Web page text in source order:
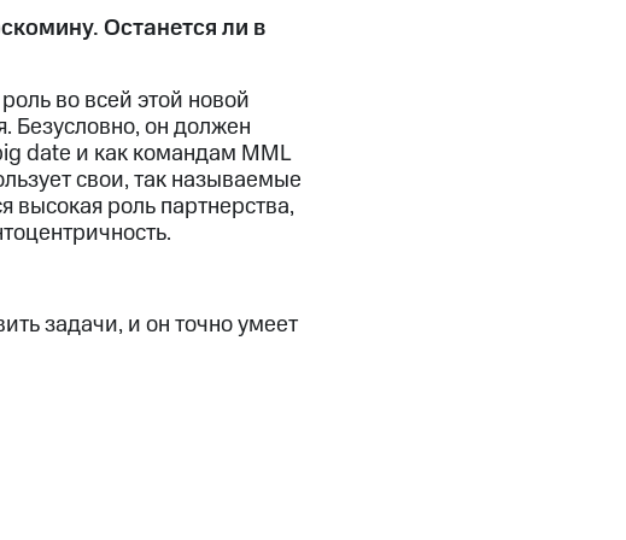
Останется ли в
во всей этой новой
Безусловно, он должен
date и как командам MML
свои, так называемые
высокая роль партнерства,
задачи, и он точно умеет